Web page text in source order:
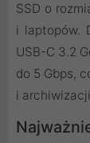
SSD o
i laptopów.
USB-C 3.2
do 5 Gbps,
i